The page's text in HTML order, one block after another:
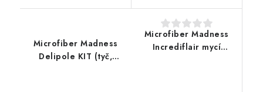
Microfiber Madness
Delipole KIT (tyč,
Microfiber Madness
Incrediflair mycí